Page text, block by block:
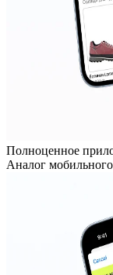
Полноценное
Аналог